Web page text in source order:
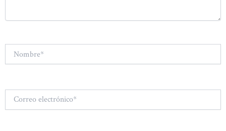
Correo
electrónico*